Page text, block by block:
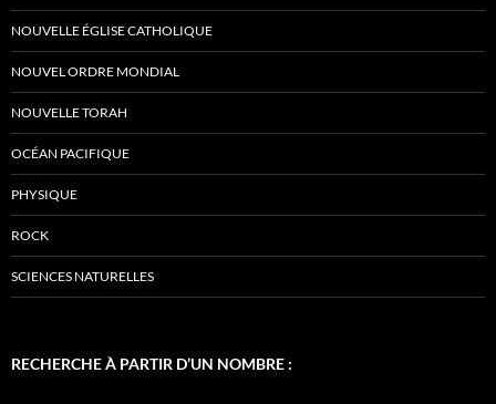
NOUVELLE ÉGLISE CATHOLIQUE
NOUVEL ORDRE MONDIAL
NOUVELLE TORAH
OCÉAN PACIFIQUE
PHYSIQUE
ROCK
SCIENCES NATURELLES
RECHERCHE À PARTIR D’UN NOMBRE :